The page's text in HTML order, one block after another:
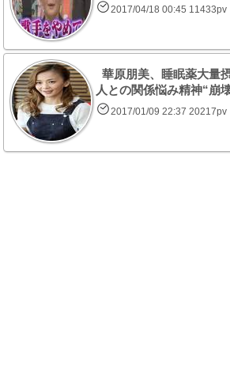
2017/04/18 00:45 11433pv
華原朋美、睡眠薬大量
人との関係悩み精神“崩
2017/01/09 22:37 20217pv